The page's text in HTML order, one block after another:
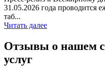
31.05.2026 года проводится
таб...
Читать далее
Отзывы о нашем
услуг